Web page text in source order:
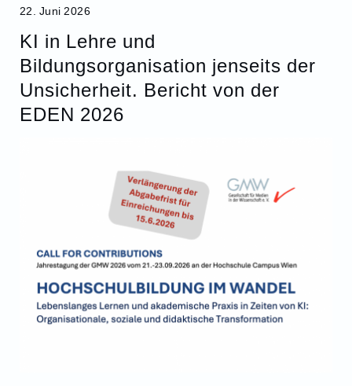
22. Juni 2026
KI in Lehre und
Bildungsorganisation jenseits der
Unsicherheit. Bericht von der
EDEN 2026